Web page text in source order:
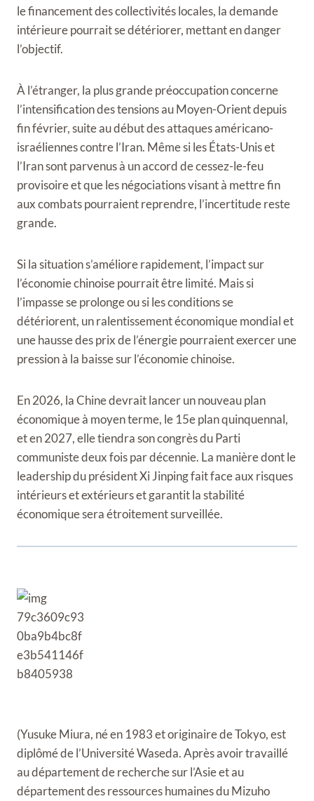
le financement des collectivités locales, la demande
intérieure pourrait se détériorer, mettant en danger
l’objectif.
À l’étranger, la plus grande préoccupation concerne
l’intensification des tensions au Moyen-Orient depuis
fin février, suite au début des attaques américano-
israéliennes contre l’Iran. Même si les États-Unis et
l’Iran sont parvenus à un accord de cessez-le-feu
provisoire et que les négociations visant à mettre fin
aux combats pourraient reprendre, l’incertitude reste
grande.
Si la situation s’améliore rapidement, l’impact sur
l’économie chinoise pourrait être limité. Mais si
l’impasse se prolonge ou si les conditions se
détériorent, un ralentissement économique mondial et
une hausse des prix de l’énergie pourraient exercer une
pression à la baisse sur l’économie chinoise.
En 2026, la Chine devrait lancer un nouveau plan
économique à moyen terme, le 15e plan quinquennal,
et en 2027, elle tiendra son congrès du Parti
communiste deux fois par décennie. La manière dont le
leadership du président Xi Jinping fait face aux risques
intérieurs et extérieurs et garantit la stabilité
économique sera étroitement surveillée.
(Yusuke Miura, né en 1983 et originaire de Tokyo, est
diplômé de l’Université Waseda. Après avoir travaillé
au département de recherche sur l’Asie et au
département des ressources humaines du Mizuho